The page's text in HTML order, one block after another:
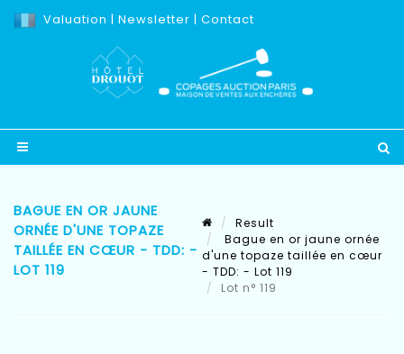
Valuation | Newsletter | Contact
BAGUE EN OR JAUNE
ORNÉE D'UNE TOPAZE
TAILLÉE EN CŒUR - TDD: -
LOT 119
Result
Bague en or jaune ornée
d'une topaze taillée en cœur
- TDD: - Lot 119
Lot n° 119